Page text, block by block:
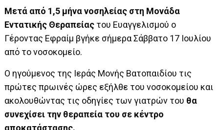
Μετά από 1,5 μήνα νοσηλείας στη Μονάδα
Εντατικής Θεραπείας του Ευαγγελισμού ο
Γέροντας Εφραίμ βγήκε σήμερα Σάββατο 17 Ιουλίου
από το νοσοκομείο.
Ο ηγούμενος της Ιεράς Μονής Βατοπαιδίου τις
πρώτες πρωινές ώρες εξήλθε του νοσοκομείου και
ακολουθώντας τις οδηγίες των γιατρών του θα
συνεχίσει την θεραπεία του σε κέντρο
αποκατάστασης.